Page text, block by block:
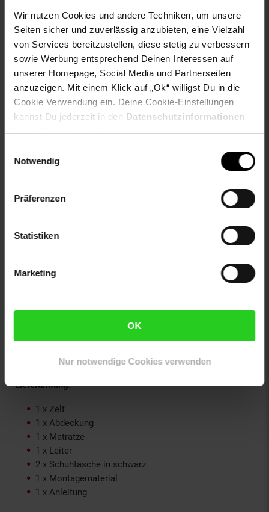
Wir nutzen Cookies und andere Techniken, um unsere
Seiten sicher und zuverlässig anzubieten, eine Vielzahl
von Services bereitzustellen, diese stetig zu verbessern
sowie Werbung entsprechend Deinen Interessen auf
unserer Homepage, Social Media und Partnerseiten
anzuzeigen. Mit einem Klick auf „Ok“ willigst Du in die
Cookie Verwendung ein. Deine Cookie-Einstellungen
kannst Du jederzeit in den Datenschutzinformationen
ändern bzw. widerrufen.
Notwendig
Präferenzen
Statistiken
Marketing
OK
Nur notwendige Cookies verwenden
Polyester-Oxford, wasserdicht (Wassersäule: 2500
mm) Lichtschutz: UV 50+, schimmelresistent, mit PVC
Verstärkung
Innenzeltmaterial: 420D Ripstop-Polyester Oxford
wasserdicht (Wassersäule: 2500 mm), Lichtschutz: UV
50+, schimmelresistent
Reiseabdeckung (Cover): Hochbelastbares 680GSM
PVC wasserdicht (Wassersäule: 10.000 mm),
Lichtschutz: UV 50+
Matratze: Hochdichte Matratze, 60 mm dick
Zeltboden: Kratzfeste Aluminiumschicht und
Leiter: eloxiertes Aluminium
Innenrahmen: Eloxierte Aluminiumstangen
Abmessungen (ca.-Angaben):
Größe Matratze (LxBxH): 120 x 210 x 6 cm
Maximale Montagehöhe: Leiter hat eine Länge von 235
cm und benötigt Bodenkontakt
Hinweise:
redaktionell geprüft.
Lieferumfang:
1 x Zelt
1 x Abdeckung
1 x Matratze
1 x Leiter
2 x Schuhtasche in schwarz
1 x Montagematerial
1 x Anleitung